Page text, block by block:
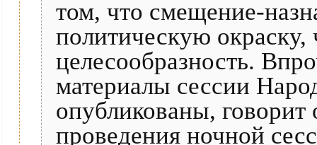
том, что смещение-
политическую
целесообразность.
материалы сессии
опубликованы,
проведения ночной